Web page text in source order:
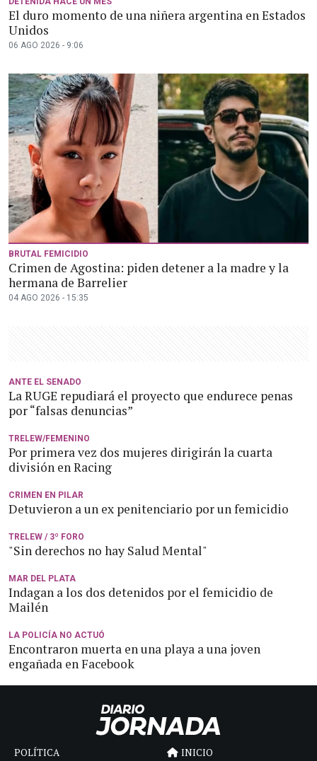
El duro momento de una niñera argentina en Estados
Unidos
06 AGO 2026 - 9:06
BRUTAL FEMICIDIO
Crimen de Agostina: piden detener a la madre y la
hermana de Barrelier
04 AGO 2026 - 15:35
ANTE EL SENADO
La RUGE repudiará el proyecto que endurece penas
por “falsas denuncias”
TRELEW/FEMENINO
Por primera vez dos mujeres dirigirán la cuarta
división en Racing
CRIMEN EN PILAR
Detuvieron a un ex penitenciario por un femicidio
TRELEW / 3º FORO
"Sin derechos no hay Salud Mental"
MAR DEL PLATA
Indagan a los dos detenidos por el femicidio de
Mailén
LA POLICÍA NO ACTUÓ
Encontraron muerta en una playa a una joven
engañada en Facebook
POLÍTICA
INICIO